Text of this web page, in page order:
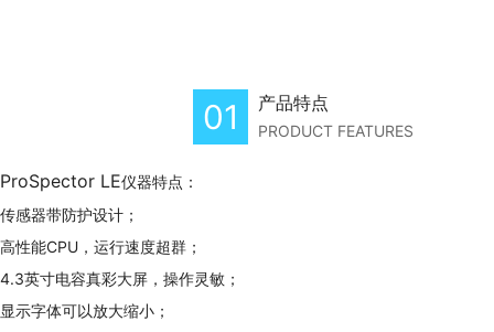
01 产品特点
PRODUCT FEATURES
ProSpector LE仪器特点：
传感器带防护设计；
高性能CPU，运行速度超群；
4.3英寸电容真彩大屏，操作灵敏；
显示字体可以放大缩小；